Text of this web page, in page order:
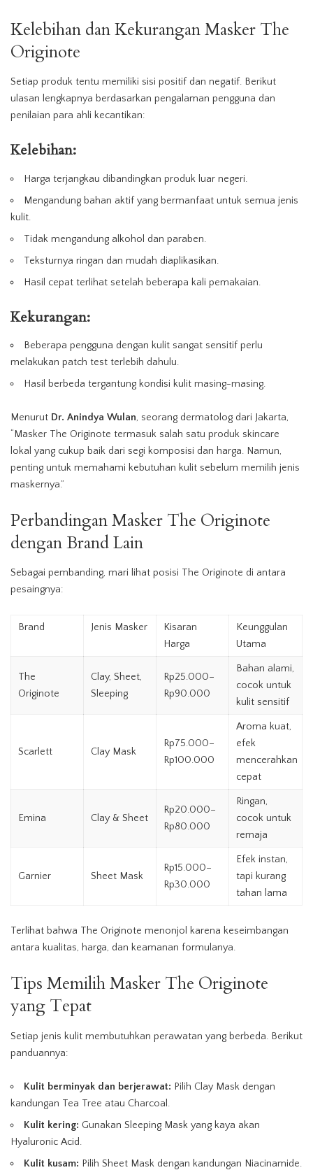
Kelebihan dan Kekurangan Masker The
Originote
Setiap produk tentu memiliki sisi positif dan negatif. Berikut
ulasan lengkapnya berdasarkan pengalaman pengguna dan
penilaian para ahli kecantikan:
Kelebihan:
Harga terjangkau dibandingkan produk luar negeri.
Mengandung bahan aktif yang bermanfaat untuk semua jenis
kulit.
Tidak mengandung alkohol dan paraben.
Teksturnya ringan dan mudah diaplikasikan.
Hasil cepat terlihat setelah beberapa kali pemakaian.
Kekurangan:
Beberapa pengguna dengan kulit sangat sensitif perlu
melakukan patch test terlebih dahulu.
Hasil berbeda tergantung kondisi kulit masing-masing.
Menurut Dr. Anindya Wulan, seorang dermatolog dari Jakarta,
“Masker The Originote termasuk salah satu produk skincare
lokal yang cukup baik dari segi komposisi dan harga. Namun,
penting untuk memahami kebutuhan kulit sebelum memilih jenis
maskernya.”
Perbandingan Masker The Originote
dengan Brand Lain
Sebagai pembanding, mari lihat posisi The Originote di antara
pesaingnya:
Brand Jenis Masker
Kisaran
Harga
Keunggulan
Utama
The
Originote
Clay, Sheet,
Sleeping
Rp25.000–
Rp90.000
Bahan alami,
cocok untuk
kulit sensitif
Scarlett Clay Mask
Rp75.000–
Rp100.000
Aroma kuat,
efek
mencerahkan
cepat
Emina Clay & Sheet
Rp20.000–
Rp80.000
Ringan,
cocok untuk
remaja
Garnier Sheet Mask
Rp15.000–
Rp30.000
Efek instan,
tapi kurang
tahan lama
Terlihat bahwa The Originote menonjol karena keseimbangan
antara kualitas, harga, dan keamanan formulanya.
Tips Memilih Masker The Originote
yang Tepat
Setiap jenis kulit membutuhkan perawatan yang berbeda. Berikut
panduannya:
Kulit berminyak dan berjerawat: Pilih Clay Mask dengan
kandungan Tea Tree atau Charcoal.
Kulit kering: Gunakan Sleeping Mask yang kaya akan
Hyaluronic Acid.
Kulit kusam: Pilih Sheet Mask dengan kandungan Niacinamide.